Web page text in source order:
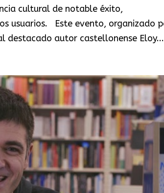
cultural de notable éxito,
usuarios. Este evento, organizado
destacado autor castellonense Eloy...